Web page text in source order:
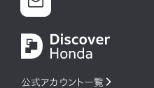
公式アカウント一覧